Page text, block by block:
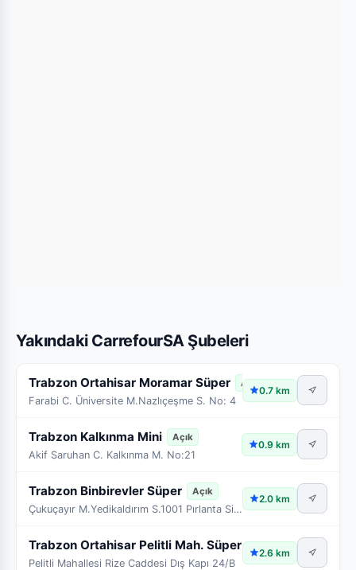
Yakındaki CarrefourSA Şubeleri
Trabzon Ortahisar Moramar Süper Açık
Farabi C. Üniversite M.Nazlıçeşme S. No: 4
0.7 km
Trabzon Kalkınma Mini Açık
Akif Saruhan C. Kalkınma M. No:21
0.9 km
Trabzon Binbirevler Süper Açık
Çukuçayır M.Yedikaldırım S.1001 Pırlanta Sit.No:58 UD
2.0 km
Trabzon Ortahisar Pelitli Mah. Süper Açık
Pelitli Mahallesi Rize Caddesi Dış Kapı 24/B
2.6 km